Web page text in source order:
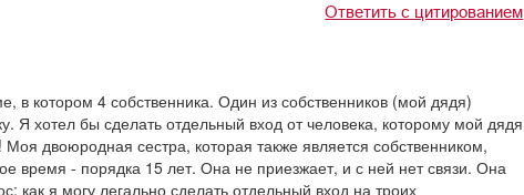
Ответить с цитированием
в котором 4 собственника. Один из собственников (мой дядя)
Я хотел бы сделать отдельный вход от человека, которому мой дядя
двоюродная сестра, которая также является собственником,
время - порядка 15 лет. Она не приезжает, и с ней нет связи. Она
как я могу легально сделать отдельный вход на троих